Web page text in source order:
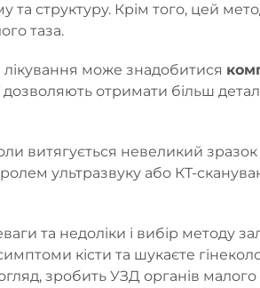
та структуру. Крім того, цей
таза.
може знадобитися
дозволяють отримати більш
витягується невеликий
ультразвуку або КТ-
та недоліки і вибір методу
кісти та шукаєте
зробить УЗД органів малого